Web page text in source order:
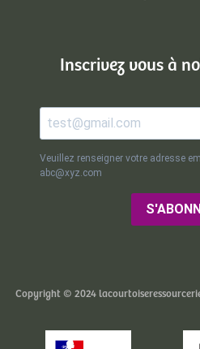
Inscrivez vous à
Veuillez renseigner votre adresse
abc@xyz.com
Copyright © 2024